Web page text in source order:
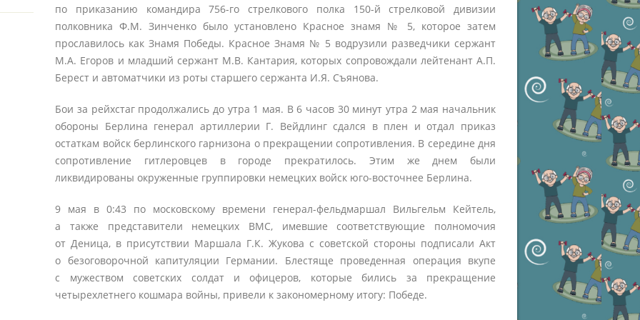
по приказанию командира 756-го стрелкового полка 150-й стрелковой дивизии
полковника Ф.М. Зинченко было установлено Красное знамя № 5, которое затем
прославилось как Знамя Победы. Красное Знамя № 5 водрузили разведчики сержант
М.А. Егоров и младший сержант М.В. Кантария, которых сопровождали лейтенант А.П.
Берест и автоматчики из роты старшего сержанта И.Я. Съянова.
Бои за рейхстаг продолжались до утра 1 мая. В 6 часов 30 минут утра 2 мая начальник
обороны Берлина генерал артиллерии Г. Вейдлинг сдался в плен и отдал приказ
остаткам войск берлинского гарнизона о прекращении сопротивления. В середине дня
сопротивление гитлеровцев в городе прекратилось. Этим же днем были
ликвидированы окруженные группировки немецких войск юго-восточнее Берлина.
9 мая в 0:43 по московскому времени генерал-фельдмаршал Вильгельм Кейтель,
а также представители немецких ВМС, имевшие соответствующие полномочия
от Деница, в присутствии Маршала Г.К. Жукова с советской стороны подписали Акт
о безоговорочной капитуляции Германии. Блестяще проведенная операция вкупе
с мужеством советских солдат и офицеров, которые бились за прекращение
четырехлетнего кошмара войны, привели к закономерному итогу: Победе.